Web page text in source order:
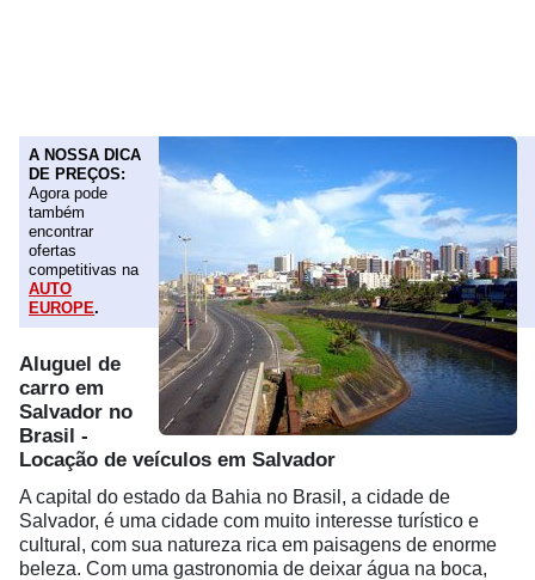
A NOSSA DICA
DE PREÇOS:
Agora pode
também
encontrar
ofertas
competitivas na
AUTO
EUROPE.
Aluguel de
carro em
Salvador no
Brasil -
Locação de veículos em Salvador
A capital do estado da Bahia no Brasil, a cidade de
Salvador, é uma cidade com muito interesse turístico e
cultural, com sua natureza rica em paisagens de enorme
beleza. Com uma gastronomia de deixar água na boca,